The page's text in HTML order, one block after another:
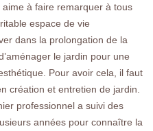
à faire remarquer à tous
espace de vie
dans la prolongation de la
le jardin pour une
Pour avoir cela, il faut
création et entretien de jardin.
professionnel a suivi des
années pour connaître la